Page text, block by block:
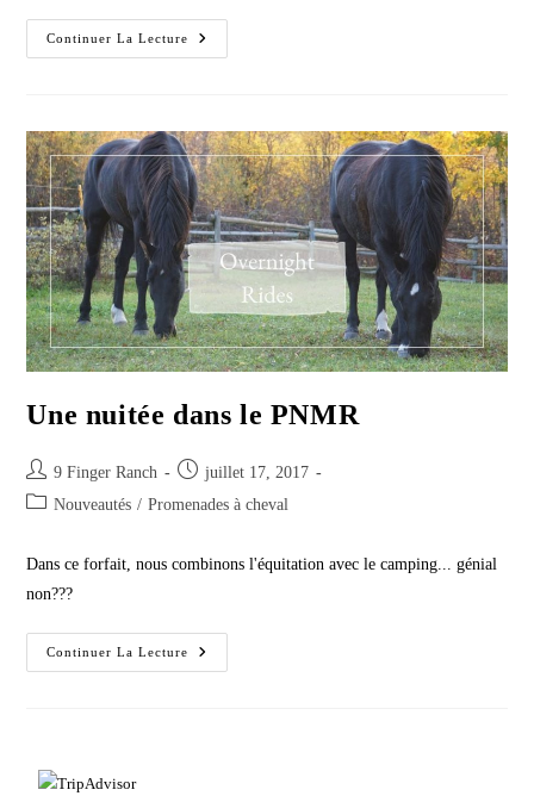
Continuer La Lecture
Randonnée
Journée
Une nuitée dans le PNMR
Post
author:
9 Finger Ranch
Post
published:
juillet 17, 2017
PostNouveautés / Promenades à cheval
Dans ce forfait, nous combinons l'équitation avec le camping... génial
non???
Continuer La Lecture
Une
Nuitée